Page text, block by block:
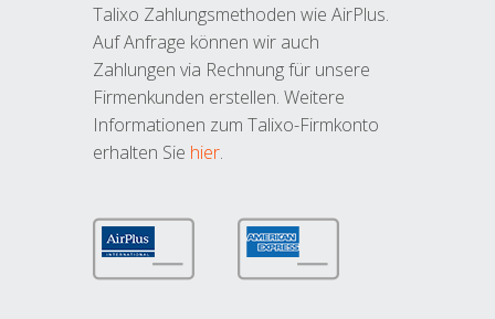
Talixo Zahlungsmethoden wie AirPlus.
Auf Anfrage können wir auch
Zahlungen via Rechnung für unsere
Firmenkunden erstellen. Weitere
Informationen zum Talixo-Firmkonto
erhalten Sie hier.